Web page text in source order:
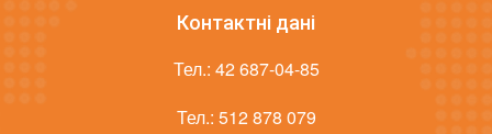
Контактні дані
Тел.: 42 687-04-85
Тел.: 512 878 079